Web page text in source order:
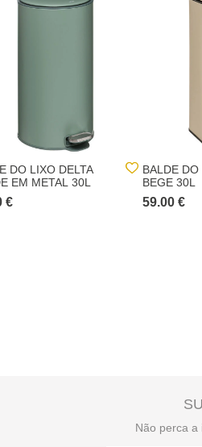
DO LIXO DELTA
EM METAL 30L
€
BALDE
BEGE 30L
59.00 €
Não perca a